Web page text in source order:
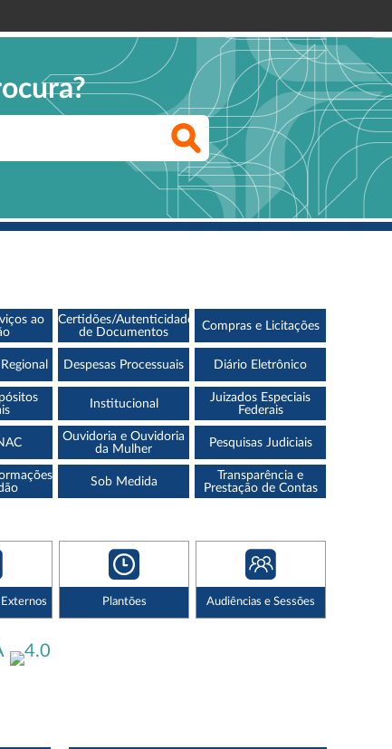
ao
Certidões/Autenticidade
de Documentos
Compras e Licitações
Despesas Processuais Diário Eletrônico
Institucional
Juizados Especiais
Federais
Ouvidoria e Ouvidoria
da Mulher
Pesquisas Judiciais
Sob Medida
Transparência e
Prestação de Contas
Plantões Audiências e Sessões